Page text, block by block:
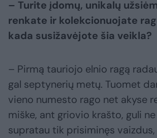
– Turite įdomų, unikalų
renkate ir kolekcionuojate
kada susižavėjote šia veikla?
– Pirmą tauriojo elnio ragą
gal septynerių metų. Tuomet
vieno numesto rago net akyse
miške, ant griovio krašto, guli ne
supratau tik prisiminęs